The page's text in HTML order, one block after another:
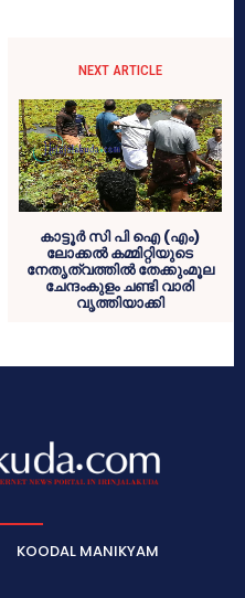
NEXT ARTICLE
കാട്ടൂര്‍ സി പി ഐ (എം)
ലോക്കല്‍ കമ്മിറ്റിയുടെ
നേതൃത്വത്തില്‍ തേക്കുംമൂല
ചേന്ദംകുളം ചണ്ടി വാരി
വൃത്തിയാക്കി
KOODAL MANIKYAM